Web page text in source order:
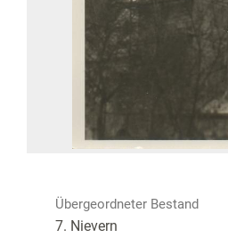
Übergeordneter Bestand
7. Nievern